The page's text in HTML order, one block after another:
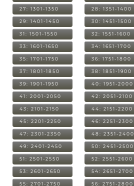
27: 1301-1350 28: 1351-1400
29: 1401-1450 30: 1451-1500
31: 1501-1550 32: 1551-1600
33: 1601-1650 34: 1651-1700
35: 1701-1750 36: 1751-1800
37: 1801-1850 38: 1851-1900
39: 1901-1950 40: 1951-2000
41: 2001-2050 42: 2051-2100
43: 2101-2150 44: 2151-2200
45: 2201-2250 46: 2251-2300
47: 2301-2350 48: 2351-2400
49: 2401-2450 50: 2451-2500
51: 2501-2550 52: 2551-2600
53: 2601-2650 54: 2651-2700
55: 2701-2750 56: 2751-2800